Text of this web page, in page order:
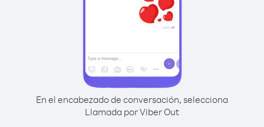
En el encabezado de conversación, selecciona
Llamada por Viber Out